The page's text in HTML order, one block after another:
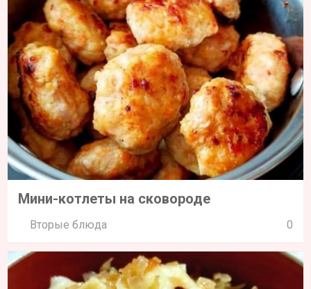
Мини-котлеты на сковороде
Вторые блюда 0